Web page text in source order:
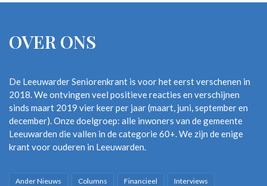
OVER ONS
De Leeuwarder Seniorenkrant is voor het eerst verschenen in
2018. We ontvingen veel positieve reacties en verschijnen
sinds maart 2019 vier keer per jaar (maart, juni, september en
december). Onze doelgroep: alle inwoners van de gemeente
Leeuwarden die vallen in de categorie 60+. We zijn de enige
krant voor ouderen in Leeuwarden.
Ander Nieuws Columns Financieel Interviews